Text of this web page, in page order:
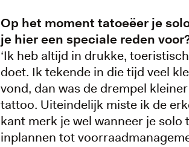
Op het moment tatoeëer je
je hier een speciale reden
‘Ik heb altijd in drukke,
doet. Ik tekende in die tijd veel
vond, dan was de drempel
tattoo. Uiteindelijk miste ik de
kant merk je wel wanneer je
inplannen tot